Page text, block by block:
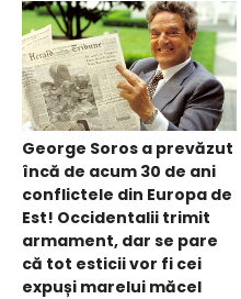
George Soros a prevăzut
încă de acum 30 de ani
conflictele din Europa de
Est! Occidentalii trimit
armament, dar se pare
că tot esticii vor fi cei
expuși marelui măcel